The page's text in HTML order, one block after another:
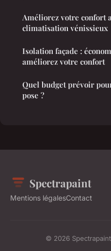
Améliorez votre confort
climatisation vénissieux
Isolation façade :
améliorez votre confort
Quel budget prévoir
pose ?
Spectrapaint
Mentions légalesContact
© 2026